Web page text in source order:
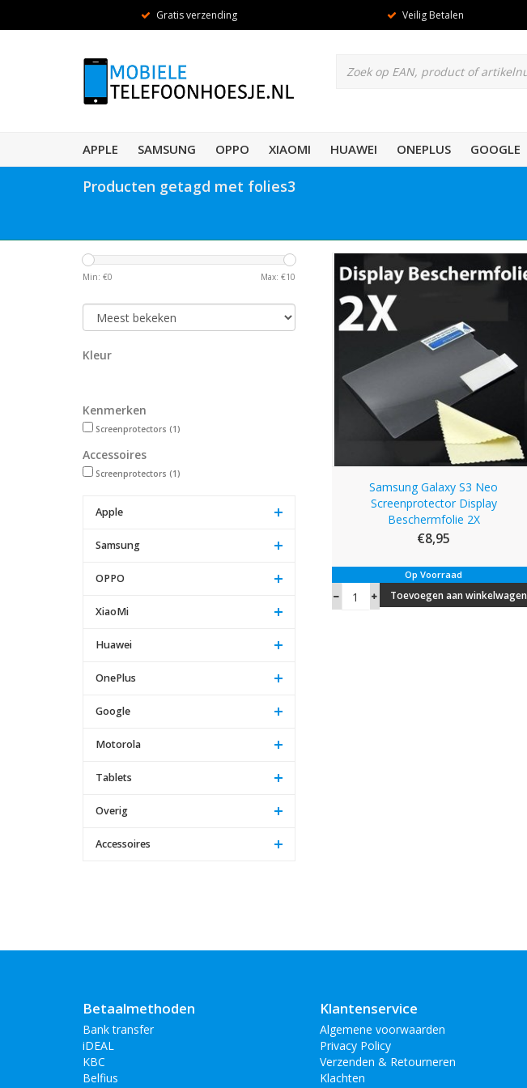
Gratis verzending Veilig Betalen
APPLE SAMSUNG OPPO XIAOMI HUAWEI ONEPLUS GOOGLE
Producten getagd met folies3
Min: €0 Max: €10
Kleur
Kenmerken
Screenprotectors (1)
Accessoires
Screenprotectors (1)
Apple
Samsung
OPPO
XiaoMi
Huawei
OnePlus
Google
Motorola
Tablets
Overig
Accessoires
Samsung Galaxy S3 Neo
Screenprotector Display
Beschermfolie 2X
€8,95
Op Voorraad
Toevoegen aan winkelwagen
Betaalmethoden
Bank transfer
iDEAL
KBC
Belfius
Klantenservice
Algemene voorwaarden
Privacy Policy
Verzenden & Retourneren
Klachten